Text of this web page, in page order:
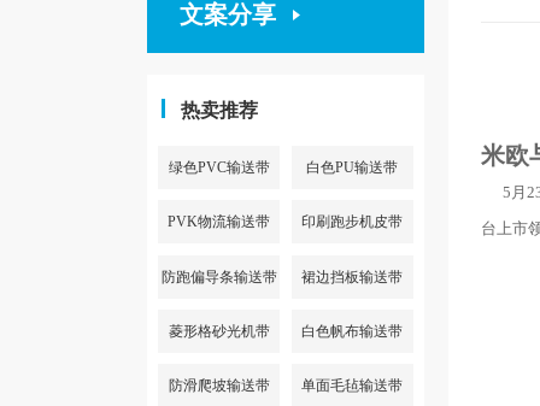
文案分享
热卖推荐
绿色PVC输送带 白色PU输送带
PVK物流输送带 印刷跑步机皮带
防跑偏导条输送带 裙边挡板输送带
菱形格砂光机带 白色帆布输送带
防滑爬坡输送带 单面毛毡输送带
米欧
5月23
台上市